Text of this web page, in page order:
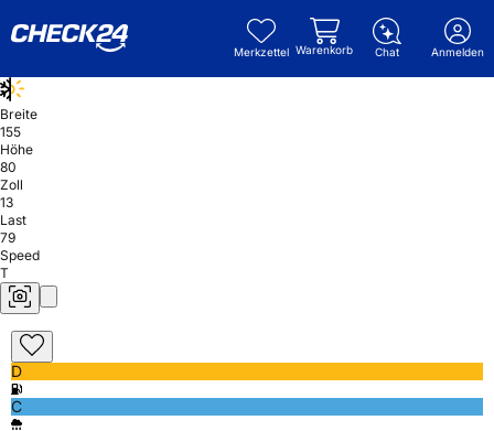
Merkzettel Warenkorb Chat Anmelden
Breite
155
Höhe
80
Zoll
13
Last
79
Speed
T
D
C